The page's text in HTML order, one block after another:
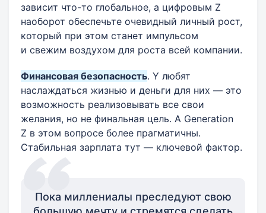
зависит что-то глобальное, а цифровым Z
наоборот обеспечьте очевидный личный рост,
который при этом станет импульсом
и свежим воздухом для роста всей компании.
Финансовая безопасность. Y любят
наслаждаться жизнью и деньги для них — это
возможность реализовывать все свои
желания, но не финальная цель. А Generation
Z в этом вопросе более прагматичны.
Стабильная зарплата тут — ключевой фактор.
Пока миллениалы преследуют свою